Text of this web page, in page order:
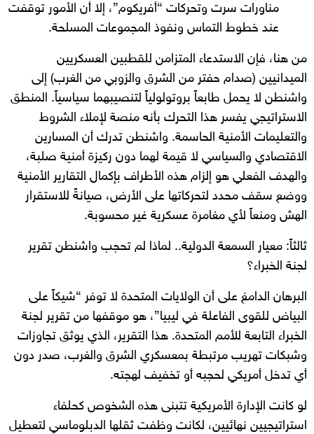
مناورات سرت وتحركات “أفريكوم”، إلا أن الأمور توقفت
عند خطوط التماس ونفوذ المجموعات المسلحة.
من هنا، فإن الاستدعاء المتزامن للقطبين العسكريين
الميدانيين (صدام حفتر من الشرق والزوبي من الغرب) إلى
واشنطن لا يحمل طابعاً بروتولولياً لتنصيبهما سياسياً. المنطق
الاستراتيجي يفسر هذا التحرك بأنه منصة لإملاء الشروط
والتعليمات الأمنية الحاسمة. واشنطن تدرك أن المسارين
الاقتصادي والسياسي لا قيمة لهما دون ركيزة أمنية صلبة،
والهدف الفعلي هو إلزام هذه الأطراف بإكمال التقارير الأمنية
ووضع سقف محدد لتحركاتها على الأرض، صيانةً للاستقرار
الهش ومنعاً لأي مغامرة عسكرية غير محسوبة.
ثالثاً: معيار السمعة الدولية.. لماذا لم تحجب واشنطن تقرير
لجنة الخبراء؟
البرهان الدامغ على أن الولايات المتحدة لا توفر “شيكاً على
البياض للقوى الفاعلة في ليبيا”، هو موقفها من تقرير لجنة
الخبراء التابعة للأمم المتحدة. هذا التقرير، الذي يوثق تجاوزات
وشبكات تهريب مرتبطة بمعسكري الشرق والغرب، صدر دون
أي تدخل أمريكي لحجبه أو تخفيف لهجته.
لو كانت الإدارة الأمريكية تتبنى هذه الشخوص كحلفاء
استراتيجيين نهائيين، لكانت وظفت ثقلها الدبلوماسي لتعطيل